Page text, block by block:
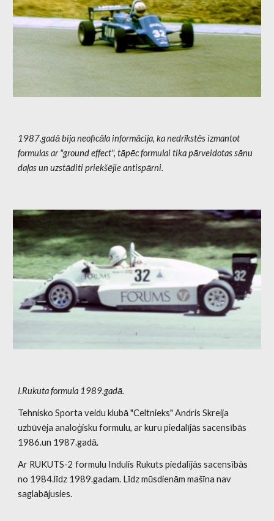
1987.gadā bija neoficāla informācija, ka nedrīkstēs izmantot
formulas ar "ground effect", tāpēc formulai tika pārveidotas sānu
daļas un uzstāditi priekšējie antispārni.
I.Rukuta formula 1989.gadā.
Tehnisko Sporta veidu klubā "Celtnieks" Andris Skreija
uzbūvēja analoģisku formulu, ar kuru piedalījās sacensībās
1986.un 1987.gadā.
Ar RUKUTS-2 formulu Indulis Rukuts piedalījās sacensībās
no 1984.līdz 1989.gadam. Līdz mūsdienām mašīna nav
saglabājusies.